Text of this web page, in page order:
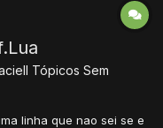
Tópicos Sem
linha que nao sei se e